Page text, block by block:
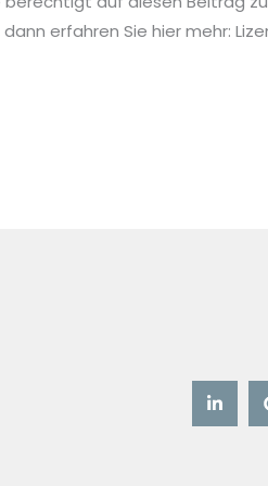
erfahren Sie hier mehr: